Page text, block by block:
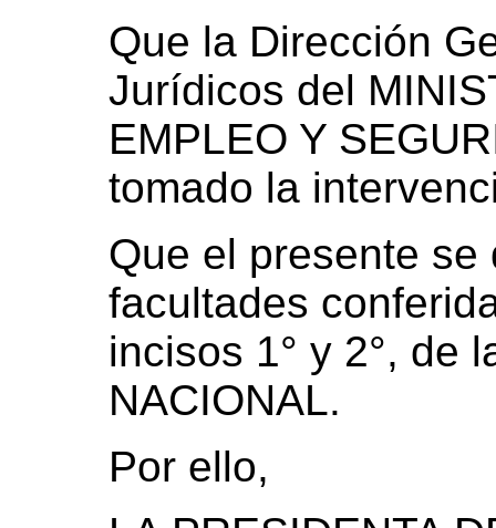
Que la Dirección
Jurídicos del
EMPLEO Y
tomado la
Que el presente
facultades
incisos 1° y 2°, de
NACIONAL.
Por ello,